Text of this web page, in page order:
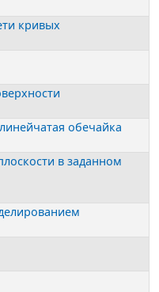
кривых
обечайка
в заданном